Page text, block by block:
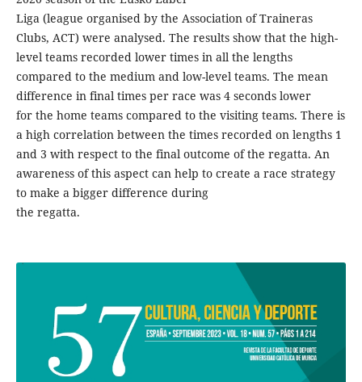
Liga (league organised by the Association of Traineras
Clubs, ACT) were analysed. The results show that the high-
level teams recorded lower times in all the lengths
compared to the medium and low-level teams. The mean
difference in final times per race was 4 seconds lower
for the home teams compared to the visiting teams. There is
a high correlation between the times recorded on lengths 1
and 3 with respect to the final outcome of the regatta. An
awareness of this aspect can help to create a race strategy
to make a bigger difference during
the regatta.